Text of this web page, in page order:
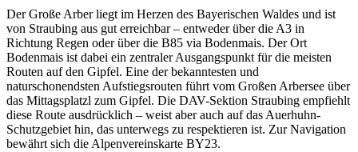
Der Große Arber liegt im Herzen des Bayerischen Waldes und ist
von Straubing aus gut erreichbar – entweder über die A3 in
Richtung Regen oder über die B85 via Bodenmais. Der Ort
Bodenmais ist dabei ein zentraler Ausgangspunkt für die meisten
Routen auf den Gipfel. Eine der bekanntesten und
naturschonendsten Aufstiegsrouten führt vom Großen Arbersee über
das Mittagsplatzl zum Gipfel. Die DAV-Sektion Straubing empfiehlt
diese Route ausdrücklich – weist aber auch auf das Auerhuhn-
Schutzgebiet hin, das unterwegs zu respektieren ist. Zur Navigation
bewährt sich die Alpenvereinskarte BY23.